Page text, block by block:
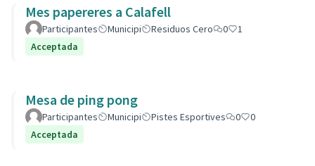
Mes papereres a Calafell
Participantes Municipi Residuos Cero 0
1
Acceptada
Mesa de ping pong
Participantes Municipi Pistes Esportives 0
0
Acceptada